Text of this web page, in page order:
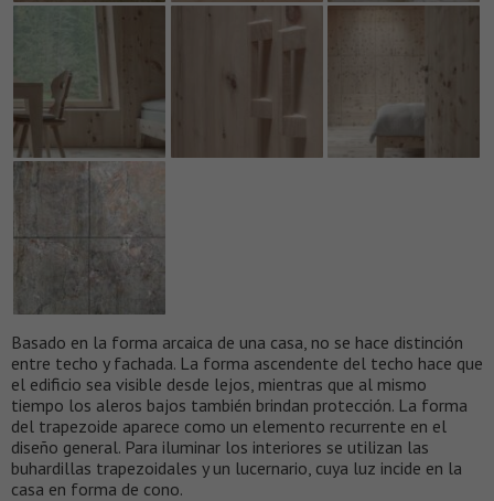
Basado en la forma arcaica de una casa, no se hace distinción
entre techo y fachada. La forma ascendente del techo hace que
el edificio sea visible desde lejos, mientras que al mismo
tiempo los aleros bajos también brindan protección. La forma
del trapezoide aparece como un elemento recurrente en el
diseño general. Para iluminar los interiores se utilizan las
buhardillas trapezoidales y un lucernario, cuya luz incide en la
casa en forma de cono.